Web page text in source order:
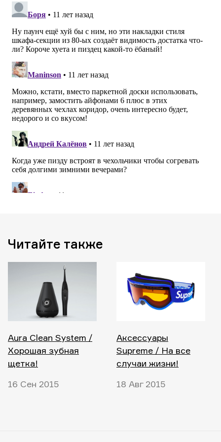
Читайте также
Aura Clean System /
Хорошая зубная
щетка!
16 Сен 2015
Аксессуары
Supreme / На все
случаи жизни!
18 Авг 2015